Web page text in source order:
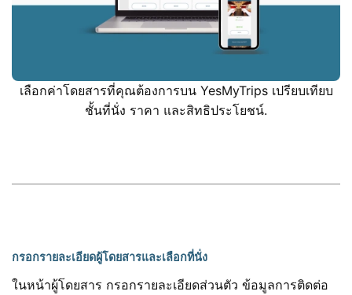
เลือกค่าโดยสารที่คุณต้องการบน YesMyTrips เปรียบเทียบ
ชั้นที่นั่ง ราคา และสิทธิประโยชน์.
กรอกรายละเอียดผู้โดยสารและเลือกที่นั่ง
ในหน้าผู้โดยสาร กรอกรายละเอียดส่วนตัว ข้อมูลการติดต่อ